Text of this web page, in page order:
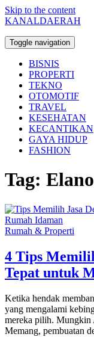
Skip to the content
KANALDAERAH
Toggle navigation
BISNIS
PROPERTI
TEKNO
OTOMOTIF
TRAVEL
KESEHATAN
KECANTIKAN
GAYA HIDUP
FASHION
Tag:
Rumah & Properti
4 Tips
Tepat untuk
Ketika hendak
yang mengalami
mereka pilih. Mungkin
Memang, pembuatan